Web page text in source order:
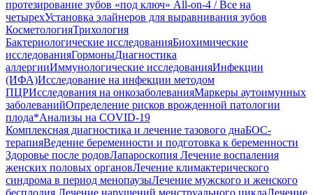
протезирование зубов «под ключ» All-on-4 / Все на
четырехУстановка элайнеров для выравнивания зубов
КосметологияТрихология
Бактериологические исследованияБиохимические
исследованияГормоныДиагностика
аллергииИммунологические исследованияИнфекции
(ИФА)Исследование на инфекции методом
ПЦРИсследования на онкозаболеванияМаркеры аутоимунных
заболеванийОпределение рисков врожденной патологии
плода*Анализы на COVID-19
Комплексная диагностика и лечение тазового днаБОС-
терапияВедение беременности и подготовка к беременности
Здоровье после родовЛапароскопия Лечение воспаления
женских половых органовЛечение климактерического
синдрома в период менопаузыЛечение мужского и женского
бесплодия Лечение нарушений менструального циклаЛечение